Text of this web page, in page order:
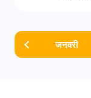
जनवरी